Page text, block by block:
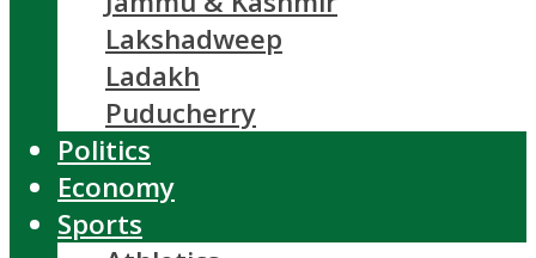
Lakshadweep
Ladakh
Puducherry
Politics
Economy
Sports